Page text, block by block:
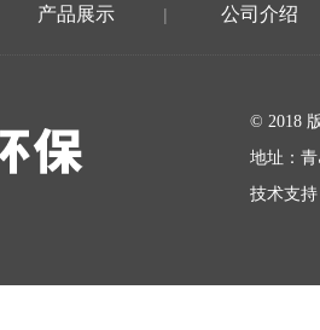
产品展示 | 公司介绍
© 2018
地址：
技术支